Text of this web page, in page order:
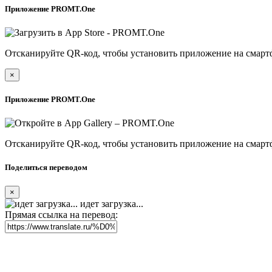
Приложение PROMT.One
Отсканируйте QR-код, чтобы установить приложение на
×
Приложение PROMT.One
Отсканируйте QR-код, чтобы установить приложение на
Поделиться переводом
×
идет загрузка...
Прямая ссылка на перевод: